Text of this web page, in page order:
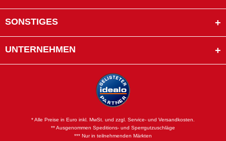
SONSTIGES
UNTERNEHMEN
* Alle Preise in Euro inkl. MwSt. und zzgl. Service- und Versandkosten.
** Ausgenommen Speditions- und Sperrgutzuschläge
*** Nur in teilnehmenden Märkten